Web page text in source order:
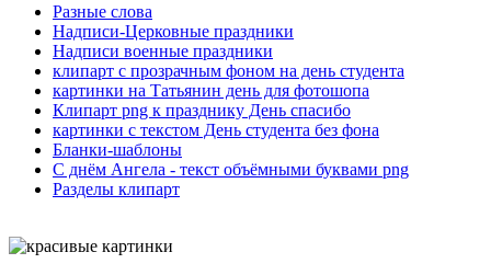
Разные слова
Надписи-Церковные праздники
Надписи военные праздники
клипарт с прозрачным фоном на день студента
картинки на Татьянин день для фотошопа
Клипарт png к празднику День спасибо
картинки с текстом День студента без фона
Бланки-шаблоны
С днём Ангела - текст объёмными буквами png
Разделы клипарт